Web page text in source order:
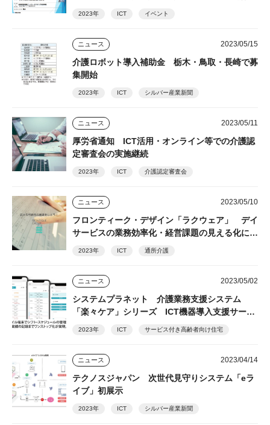
2023年 ICT イベント
ニュース 2023/05/15
介護ロボット導入補助金 栃木・鳥取・長崎で募
集開始
2023年 ICT シルバー産業新聞
ニュース 2023/05/11
厚労省通知 ICT活用・オンライン等での介護認
定審査会の実施継続
2023年 ICT 介護認定審査会
ニュース 2023/05/10
フロンティーク・デザイン「ラクウェア」 デイ
サービスの業務効率化・経営課題の見える化に貢
2023年 ICT 通所介護
ニュース 2023/05/02
システムプラネット 介護業務支援システム
「楽々ケア」シリーズ ICT機器導入支援サービ
2023年 ICT サービス付き高齢者向け住宅
ニュース 2023/04/14
テクノスジャパン 次世代見守りシステム「eラ
イブ」初展示
2023年 ICT シルバー産業新聞